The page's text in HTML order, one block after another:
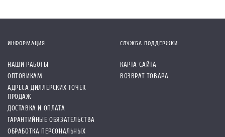
ИНФОРМАЦИЯ
НАШИ РАБОТЫ
ОПТОВИКАМ
АДРЕСА ДИЛЛЕРСКИХ ТОЧЕК
ПРОДАЖ
ДОСТАВКА И ОПЛАТА
ГАРАНТИЙНЫЕ ОБЯЗАТЕЛЬСТВА
ОБРАБОТКА ПЕРСОНАЛЬНЫХ
СЛУЖБА ПОДДЕРЖКИ
КАРТА САЙТА
ВОЗВРАТ ТОВАРА